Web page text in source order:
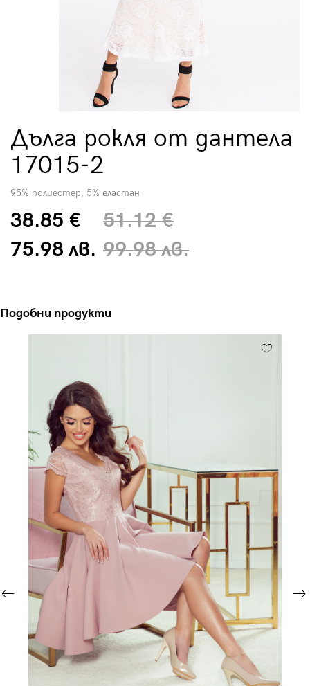
Дълга рокля от дантела
17015-2
95% полиестер, 5% еластан
38.85 €
75.98 лв.
51.12 €
99.98 лв.
Подобни продукти